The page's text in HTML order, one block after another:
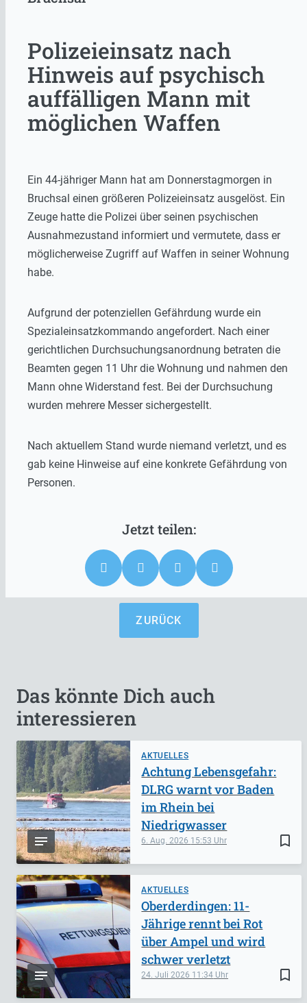
Polizeieinsatz nach
Hinweis auf psychisch
auffälligen Mann mit
möglichen Waffen
Ein 44-jähriger Mann hat am Donnerstagmorgen in
Bruchsal einen größeren Polizeieinsatz ausgelöst. Ein
Zeuge hatte die Polizei über seinen psychischen
Ausnahmezustand informiert und vermutete, dass er
möglicherweise Zugriff auf Waffen in seiner Wohnung
habe.
Aufgrund der potenziellen Gefährdung wurde ein
Spezialeinsatzkommando angefordert. Nach einer
gerichtlichen Durchsuchungsanordnung betraten die
Beamten gegen 11 Uhr die Wohnung und nahmen den
Mann ohne Widerstand fest. Bei der Durchsuchung
wurden mehrere Messer sichergestellt.
Nach aktuellem Stand wurde niemand verletzt, und es
gab keine Hinweise auf eine konkrete Gefährdung von
Personen.
ZURÜCK
Das könnte Dich auch
interessieren
AKTUELLES
bookmark_border
6. Aug. 2026 15:53
Achtung Lebensgefahr:
DLRG warnt vor Baden
im Rhein bei
Niedrigwasser
AKTUELLES
bookmark_border
24. Juli 2026 11:34
Oberderdingen: 11-
Jährige rennt bei Rot
über Ampel und wird
schwer verletzt